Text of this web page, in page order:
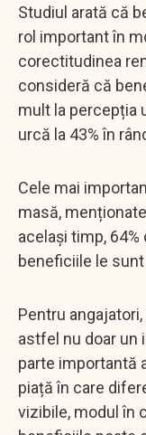
Studiul arată că
rol important în
corectitudinea
consideră că
mult la percepția
urcă la 43% în
Cele mai
masă,
același timp,
beneficiile le
Pentru
astfel nu doar un
parte importantă
piață în care
vizibile, modul în